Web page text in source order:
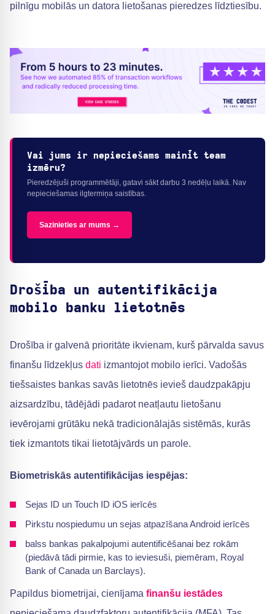
pilnīgu mobilās un datora lietošanas pieredzes līdztiesību.
Vai jums ir nepieciešams mainīt team
izmēru?
Pieredzējuši programmētāji, gatavi sākt darbu 3 nedēļu laikā. Nav
nepieciešamas ilgtermiņa saistības.
Sazinieties ar mums →
Drošība un autentifikācija
mobilo banku lietotnēs
Drošība ir galvenā prioritāte ikvienam, kurš pārvalda savus
finanšu līdzekļus dati izmantojot mobilo ierīci. Vadošās
tiešsaistes bankas savās lietotnēs ievieš daudzpakāpju
aizsardzību, tādējādi padarot neatļautu lietošanu
ievērojami grūtāku nekā tradicionālajās sistēmās, kurās
tiek izmantots tikai lietotājvārds un parole.
Biometriskās autentifikācijas iespējas:
Sejas ID un Touch ID iOS ierīcēs
Pirkstu nospiedumu un sejas atpazīšana Android ierīcēs
balss bankas pakalpojumi autentificēšanai bez rokām
(piedāvā tādi pirmie, kas to ieviesuši, piemēram, Royal
Bank of Canada un Barclays).
Papildus biometrijai, cienījama finanšu iestādes